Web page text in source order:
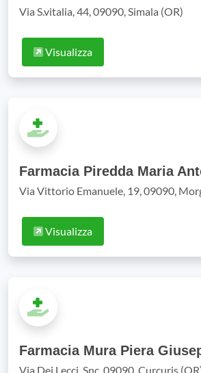
Via S.vitalia, 44, 09090, Simala (OR)
Visualizza
Farmacia Piredda Maria
Via Vittorio Emanuele, 19, 09090,
Visualizza
Farmacia Mura Piera
Via Dei Lecci, Snc, 09090, Curcuris